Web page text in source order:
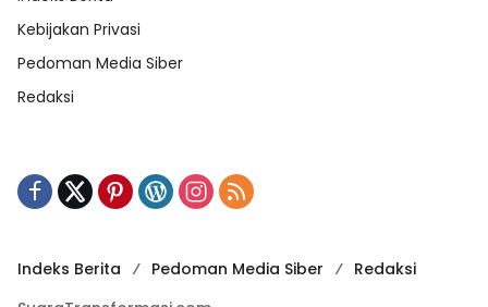
Kebijakan Privasi
Pedoman Media Siber
Redaksi
Indeks Berita Pedoman Media Siber
Redaksi